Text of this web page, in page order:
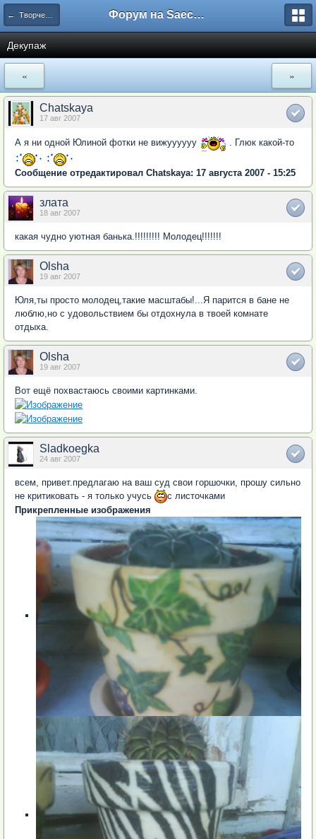
← Творчество Форум на Saechka.Ru - энциклопедия домашнего уюта
Декупаж
« »
Chatskaya
17 авг 2007
А я ни одной Юлиной фотки не вижуууууу . Глюк какой-то
Сообщение отредактировал Chatskaya: 17 августа 2007 - 15:25
злата
18 авг 2007
какая чудно уютная банька.!!!!!!!!! Молодец!!!!!!!
Olsha
19 авг 2007
Юля,ты просто молодец,такие масштабы!...Я парится в бане не
люблю,но с удовольствием бы отдохнула в твоей комнате
отдыха.
Olsha
19 авг 2007
Вот ещё похвастаюсь своими картинками.
Sladkoegka
24 авг 2007
всем, привет.предлагаю на ваш суд свои горшочки, прошу сильно
не критиковать - я только учусь
с листочками
Прикрепленные изображения